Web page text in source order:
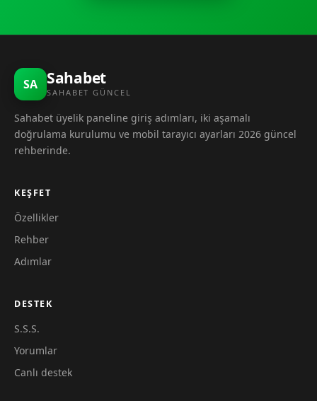
SA Sahabet
SAHABET GÜNCEL
Sahabet üyelik paneline giriş adımları, iki aşamalı
doğrulama kurulumu ve mobil tarayıcı ayarları 2026 güncel
rehberinde.
KEŞFET
Özellikler
Rehber
Adımlar
DESTEK
S.S.S.
Yorumlar
Canlı destek